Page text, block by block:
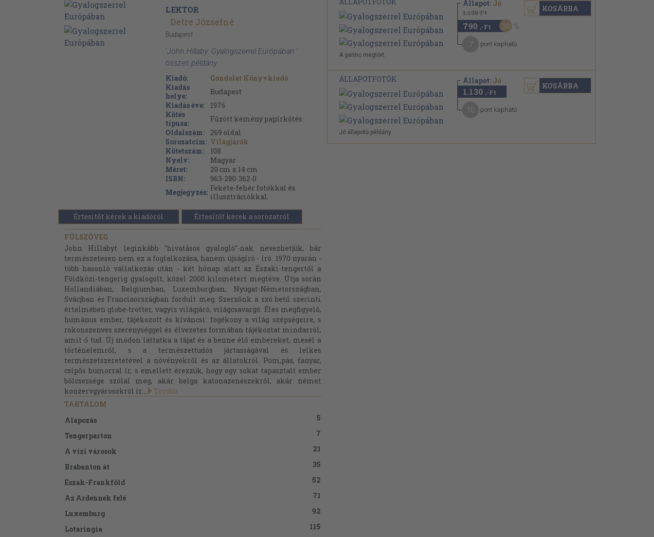
LEKTOR
Detre Józsefné
Budapest
'John Hillaby: Gyalogszerrel Európában '
összes példány
Kiadó:
Gondolat Könyvkiadó
Kiadás
helye:
Budapest
Kiadás éve:
1976
Kötés
típusa:
Fűzött kemény papírkötés
Oldalszám:
269 oldal
Sorozatcím: Világjárók
Kötetszám:
108
Nyelv:
Magyar
Méret:
20 cm x 14 cm
ISBN:
963-280-362-0
Megjegyzés: Fekete-fehér fotókkal és
illusztrációkkal.
Értesítőt kérek a kiadóról Értesítőt kérek a sorozatról
FÜLSZÖVEG
John Hillabyt leginkább "hivatásos gyalogló"-nak nevezhetjük, bár
természetesen nem ez a foglalkozása, hanem újságíró - író. 1970 nyarán -
több hasonló vállalkozás után - két hónap alatt az Északi-tengertől a
Földközi-tengerig gyalogolt, közel 2000 kilométert megtéve. Útja során
Hollandiában, Belgiumban, Luxemburgban, Nyugat-Németországban,
Svácjban és Franciaországban fordult meg. Szerzőnk a szó betű szerinti
értelmében globe-trotter, vagyis világjáró, világcsavargó. Éles megfigyelő,
humánus ember, tájékozott és kíváncsi: fogékony a világ szépségeire, s
rokonszenves szerénységgel és élvezetes formában tájékoztat mindarról,
amit ő tud. Új módon láttatka a tájat és a benne élő embereket, mesél a
történelemről, s a természettudós jártasságával és lelkes
természetszeretetével a növényekről és az állatokról. Pom,pás, fanyar,
csípős humorral ír, s emellett érezzük, hogy egy sokat tapasztalt ember
bölcsessége szólal meg, akár belga katonazenészekről, akár német
konzervgyárosokról ír....
Tovább
TARTALOM
Alapozás
5
Tengerparton
7
A vízi városok
21
Brabanton át
35
Észak-Frankföld
52
Az Ardennek felé
71
Luxemburg
92
Lotaringia
115
A gerinc megtört.
Állapot: Jó
1.130 Ft
790 ,-Ft 30
pont kapható
KOSÁRBA
ÁLLAPOTFOTÓK
Jó állapotú példány.
Állapot: Jó
1.130 ,-Ft
pont kapható
KOSÁRBA